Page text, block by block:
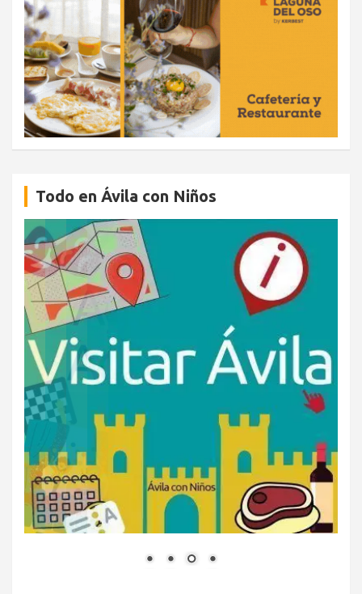
Todo en Ávila con Niños